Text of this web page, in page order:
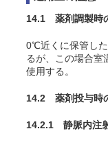
14.1 薬剤調製時
0℃近くに保管し
るが、この場合室
使用する。
14.2 薬剤投与時
14.2.1 静脈内注